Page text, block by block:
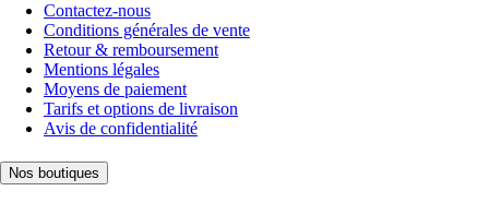
Contactez-nous
Conditions générales de vente
Retour & remboursement
Mentions légales
Moyens de paiement
Tarifs et options de livraison
Avis de confidentialité
Nos boutiques